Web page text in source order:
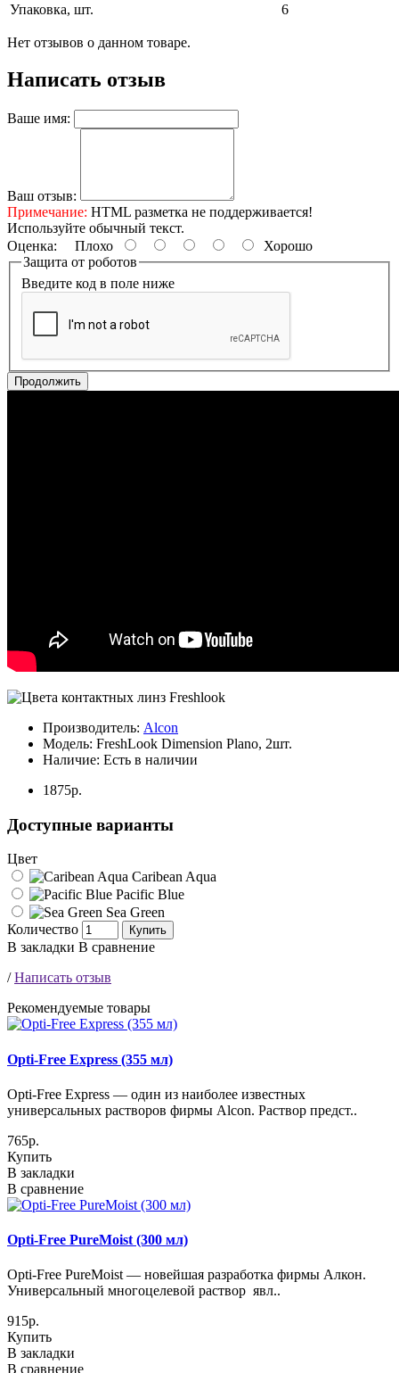
Упаковка, шт.
6
Нет отзывов о данном товаре.
Написать отзыв
Ваше имя:
Ваш отзыв:
Примечание: HTML разметка не поддерживается!
Используйте обычный текст.
Оценка: Плохо
Хорошо
Защита от роботов
Введите код в поле ниже
Продолжить
Производитель: Alcon
Модель: FreshLook Dimension Plano, 2шт.
Наличие: Есть в наличии
1875р.
Доступные варианты
Цвет
Caribean Aqua
Pacific Blue
Sea Green
Количество
Купить
В закладки В сравнение
/Написать отзыв
Рекомендуемые товары
Opti-Free Express (355 мл)
Opti-Free Express — один из наиболее известных
универсальных растворов фирмы Alcon. Раствор предст..
765р.
Купить
В закладки
В сравнение
Opti-Free PureMoist (300 мл)
Opti-Free PureMoist — новейшая разработка фирмы Алкон.
Универсальный многоцелевой раствор явл..
915р.
Купить
В закладки
В сравнение